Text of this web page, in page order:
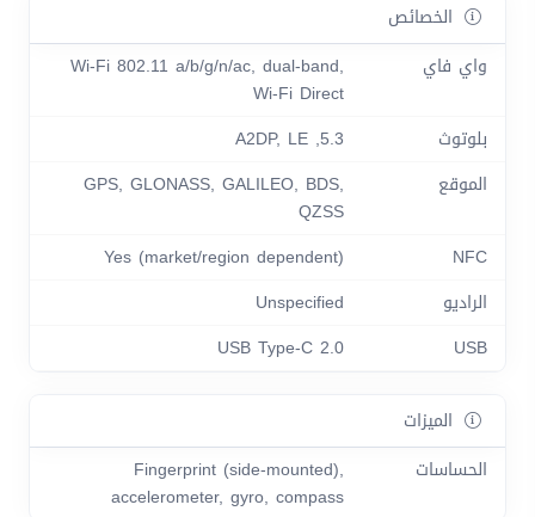
الخصائص
واي فاي
Wi-Fi 802.11 a/b/g/n/ac, dual-band,
Wi-Fi Direct
بلوتوث
5.3, A2DP, LE
الموقع
GPS, GLONASS, GALILEO, BDS,
QZSS
NFC
Yes (market/region dependent)
الراديو
Unspecified
USB
USB Type-C 2.0
الميزات
الحساسات
Fingerprint (side-mounted),
accelerometer, gyro, compass